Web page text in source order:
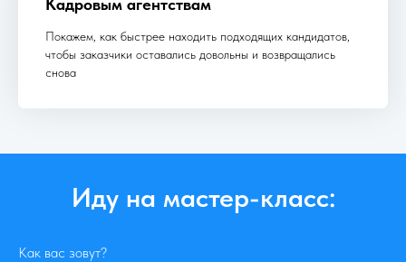
Кадровым агентствам
Покажем, как быстрее находить подходящих кандидатов,
чтобы заказчики оставались довольны и возвращались
снова
Иду на мастер-класс:
Как вас зовут?